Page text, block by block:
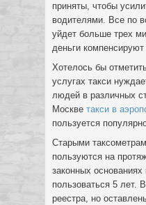
приняты, чтобы
водителями. Все по
уйдет больше трех
деньги
Хотелось бы
услугах такси
людей в различных
Москве такси в
пользуется
Старыми
пользуются на
законных
пользоваться 5 лет.
реестра, но